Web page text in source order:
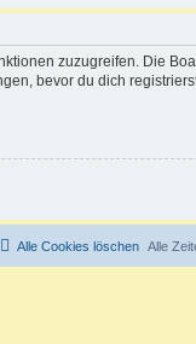
zuzugreifen. Die
bevor du dich
Alle
Alle Cookies löschen